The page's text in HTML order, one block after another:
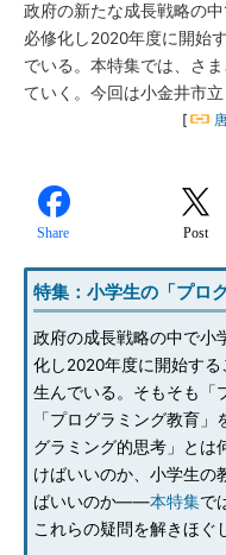
政府の新たな成長戦略の
必修化し2020年度に開始
でいる。本特集では、さ
ていく。今回は小金井市
[
Share Post
特集：小学生の「プロ
政府の成長戦略の中で小
化し2020年度に開始す
生んでいる。そもそも「
「プログラミング教育
グラミング的思考」とは
けばいいのか、小学生の
ばいいのか――本特集で
これらの疑問を解きほぐ